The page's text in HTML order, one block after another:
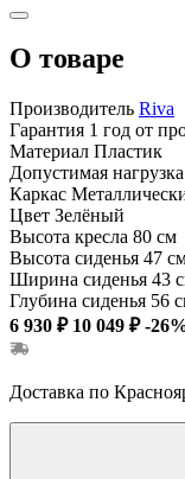
О товаре
Производитель Riva
Гарантия 1 год от
Материал Пластик
Допустимая нагрузка
Каркас
Цвет Зелёный
Высота кресла 80 см
Высота сиденья 47
Ширина сиденья 43
Глубина сиденья 56
6 930 ₽ 10 049 ₽ -
Доставка по